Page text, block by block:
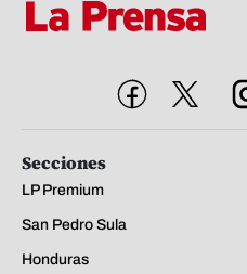
Secciones
LP Premium
San Pedro Sula
Honduras